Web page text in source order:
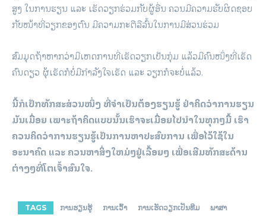
ສູງ ໃນການຮຽນ ແລະ ເຮັດວຽກຮ່ວມກັບຜູ້ອື່ນ ຄວນມີຄວາມຮັບຜິດຊອບ
ກັບໜ້າທີ່ວຽກຂອງຕົນ ມີຄວາມກະຕືລືລົ້ນໃນການມີສ່ວນຮ່ວມ
ສົມມຸດຖ້າຫາກວ່າມີເຫດການທີ່ເຮັດວຽກເປັນກຸ່ມ ແລ້ວມີຄົນໜຶ່ງທີ່ເຮັດ
ຄົນດຽວ ຜຸ້ເຮັດກໍບໍ່ມີກຳລັງໃຈເຮັດ ແລະ ວຽກກໍຈະບໍ່ແລ້ວ.
ນີ້ກໍເປັກທັກສະສ່ວນໜຶ່ງ ທີ່ຈຳເປັນຕ້ອງຮຽນຮູ້ ຢ່າຄິດວ່າການຮຽນ
ມັນເມື່ອຍ ເພາະຖ້າຄິດແບບນັ້ນເຮົາຈະເມື່ອຍໄປນໍາໃນທຸກໆມື້ ເຮົາ
ຄວນຄິດວ່າການຮຽນຮູ້ເປັນການຫາປະສົບການ ເພື່ອໄວ້ໃຊ້ໃນ
ອະນາຄົດ ແລະ ຄວນຫາສິ່ງໃຫມ່ໆຢູ່ເລື້ອຍໆ ເພື່ອເສີມທັກສະດ້ານ
ຕ່າງໆທີ່ໂຕເຈົ້າສົນໃຈ.
TAGS ການຮຽນຮູ້ ການເວົ້າ ການເຮັດວຽກເປັນທີມ ພາສາ